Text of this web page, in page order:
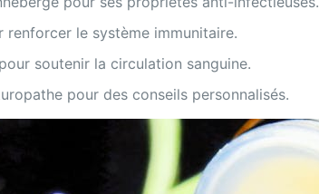
le système immunitaire.
soutenir la circulation sanguine.
pour des conseils personnalisés.